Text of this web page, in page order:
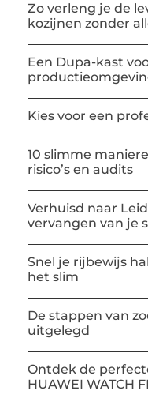
Zo verleng je de
kozijnen zonder
Een Dupa-kast
Kies voor een
10 slimme
risico’s en audits
Verhuisd naar
vervangen van je
Snel je rijbewijs
het slim
De stappen van
uitgelegd
Ontdek de
HUAWEI WATCH